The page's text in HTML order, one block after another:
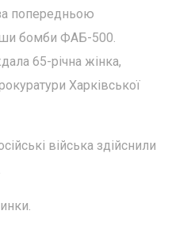
попередньою
бомби ФАБ-500.
65-річна жінка,
Харківської
війська здійснили